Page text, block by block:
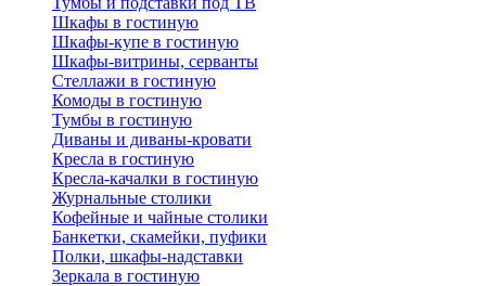
Шкафы в гостиную
Шкафы-купе в гостиную
Шкафы-витрины, серванты
Стеллажи в гостиную
Комоды в гостиную
Тумбы в гостиную
Диваны и диваны-кровати
Кресла в гостиную
Кресла-качалки в гостиную
Журнальные столики
Кофейные и чайные столики
Банкетки, скамейки, пуфики
Полки, шкафы-надставки
Зеркала в гостиную